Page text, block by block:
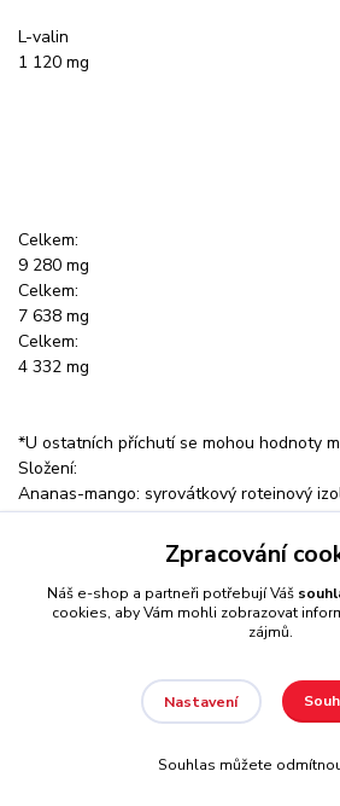
L-valin
1 120 mg
Celkem:
9 280 mg
Celkem:
7 638 mg
Celkem:
4 332 mg
*U ostatních příchutí se mohou hodnoty
Složení:
Ananas-mango: syrovátkový roteinový
proteinový izolát, emulgátor (sójový
hydrogenovaný kokosový tuk, sušené
emulgátory (E471, E472a), glukózový
bílkovina, stabilizátor (fosforečnan
(fosforečnan vápenatý)], L-Glutamin 3,1
emulgátor (sójový lecitin), zahušťovadla
křemičitý), L-leucin 0,2 %, sladidlo
proteinový izolát, emulgátor (sójový
Zpracování
Náš e-shop a partneři potřebují Váš
cookies, aby Vám mohli zobrazovat
zájmů.
Nastavení
Souhlas můžete